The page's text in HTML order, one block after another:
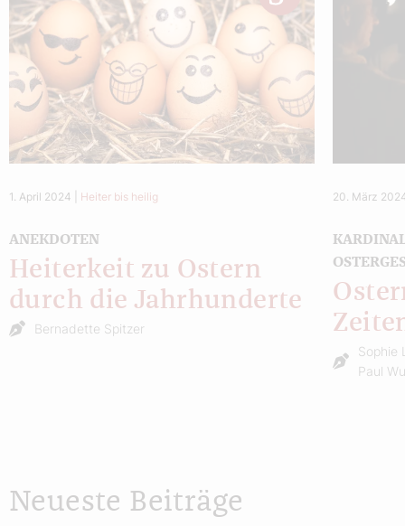
1. April 2024 Heiter bis heilig
ANEKDOTEN
Heiterkeit zu Ostern
durch die Jahrhunderte
Bernadette Spitzer
20. März
Sophie
Paul
Neueste Beiträge